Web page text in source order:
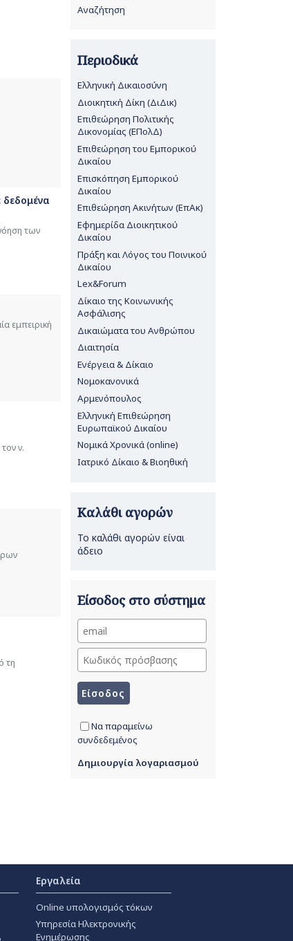
των
εμπειρική
ν.
τη
Αναζήτηση
Περιοδικά
Ελληνική Δικαιοσύνη
Διοικητική Δίκη (ΔιΔικ)
Επιθεώρηση Πολιτικής
Δικονομίας (ΕΠολΔ)
Επιθεώρηση του Εμπορικού
Δικαίου
Επισκόπηση Εμπορικού
Δικαίου
Επιθεώρηση Ακινήτων (ΕπΑκ)
Εφημερίδα Διοικητικού
Δικαίου
Πράξη και Λόγος του Ποινικού
Δικαίου
Lex&Forum
Δίκαιο της Κοινωνικής
Ασφάλισης
Δικαιώματα του Ανθρώπου
Διαιτησία
Ενέργεια & Δίκαιο
Νομοκανονικά
Αρμενόπουλος
Ελληνική Επιθεώρηση
Ευρωπαϊκού Δικαίου
Νομικά Χρονικά (online)
Ιατρικό Δίκαιο & Βιοηθική
Καλάθι αγορών
Το καλάθι αγορών είναι
άδειο
Είσοδος στο σύστημα
Να παραμείνω
συνδεδεμένος
Δημιουργία λογαριασμού
Εργαλεία
Online υπολογισμός τόκων
Υπηρεσία Ηλεκτρονικής
Ενημέρωσης